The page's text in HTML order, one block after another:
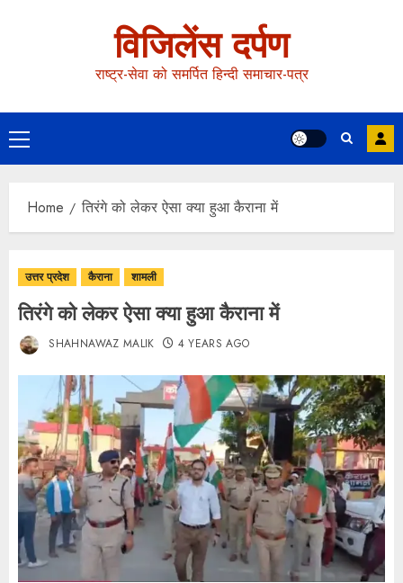
विजिलेंस दर्पण
राष्ट्र-सेवा को समर्पित हिन्दी समाचार-पत्र
Home तिरंगे को लेकर ऐसा क्या हुआ कैराना में
उत्तर प्रदेश कैराना शामली
तिरंगे को लेकर ऐसा क्या हुआ कैराना में
SHAHNAWAZ MALIK 4 YEARS AGO